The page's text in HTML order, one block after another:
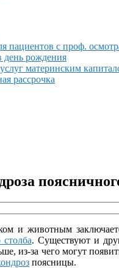
пациентов с проф.
день рождения
материнским
рассрочка
и животным
. Существуют и
из-за чего могут
поясницы.